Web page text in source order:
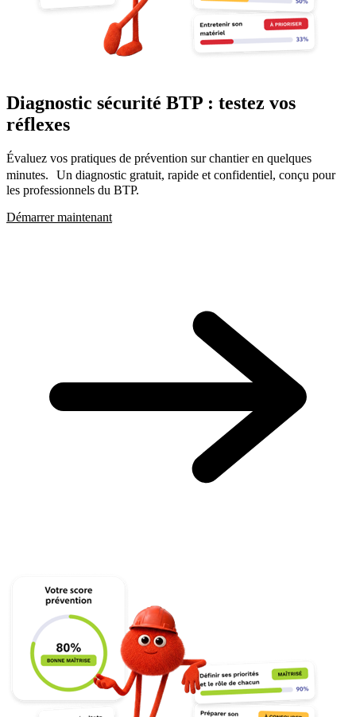
Diagnostic sécurité BTP : testez vos
réflexes
Évaluez vos pratiques de prévention sur chantier en quelques
minutes. Un diagnostic gratuit, rapide et confidentiel, conçu pour
les professionnels du BTP.
Démarrer maintenant